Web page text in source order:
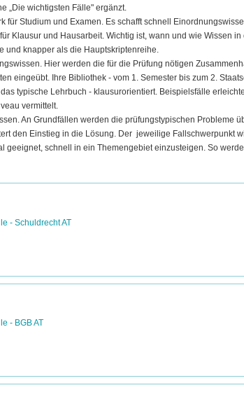
„Die wichtigsten Fälle" ergänzt.
für Studium und Examen. Es schafft schnell
Klausur und Hausarbeit. Wichtig ist, wann und wie Wissen
und knapper als die Hauptskriptenreihe.
Hier werden die für die Prüfung nötigen
eingeübt. Ihre Bibliothek - vom 1. Semester bis zum 2.
typische Lehrbuch - klausurorientiert. Beispielsfälle
vermittelt.
An Grundfällen werden die prüfungstypischen Probleme
den Einstieg in die Lösung. Der jeweilige Fallschwerpunkt
geeignet, schnell in ein Themengebiet einzusteigen. So
- Schuldrecht AT
- BGB AT